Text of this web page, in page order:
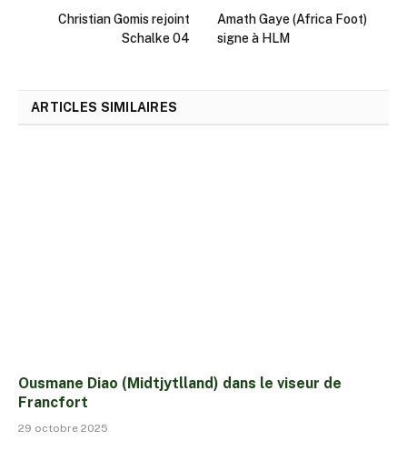
Christian Gomis rejoint
Schalke 04
Amath Gaye (Africa Foot)
signe à HLM
ARTICLES SIMILAIRES
Ousmane Diao (Midtjytlland) dans le viseur de
Francfort
29 octobre 2025